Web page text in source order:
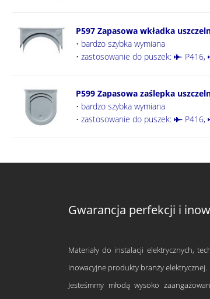
P597 Zapasowa wkładka
• bardzo szybka wymiana
• zastosowanie do puszek:
P416,
P599 Zapasowa zaślepka
• bardzo szybka wymiana
• zastosowanie do puszek:
P416,
Gwarancja perfekcji i
Materiały do instalacji elektrycznych,
inowacyjne produkty branży elektrycznej.
Jesteśmmy młodą wysoko